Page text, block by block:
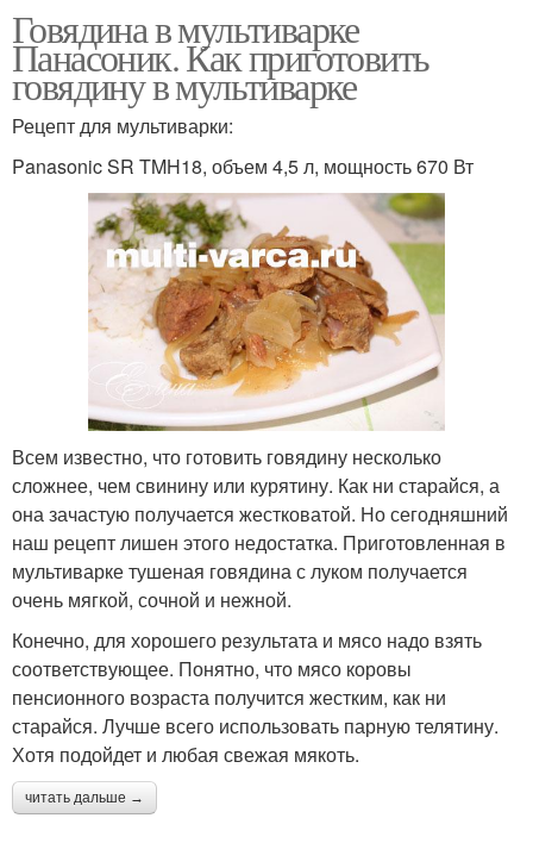
Говядина в мультиварке
Панасоник. Как приготовить
говядину в мультиварке
Рецепт для мультиварки:
Panasonic SR TMH18, объем 4,5 л, мощность 670 Вт
Всем известно, что готовить говядину несколько
сложнее, чем свинину или курятину. Как ни старайся, а
она зачастую получается жестковатой. Но сегодняшний
наш рецепт лишен этого недостатка. Приготовленная в
мультиварке тушеная говядина с луком получается
очень мягкой, сочной и нежной.
Конечно, для хорошего результата и мясо надо взять
соответствующее. Понятно, что мясо коровы
пенсионного возраста получится жестким, как ни
старайся. Лучше всего использовать парную телятину.
Хотя подойдет и любая свежая мякоть.
читать дальше →